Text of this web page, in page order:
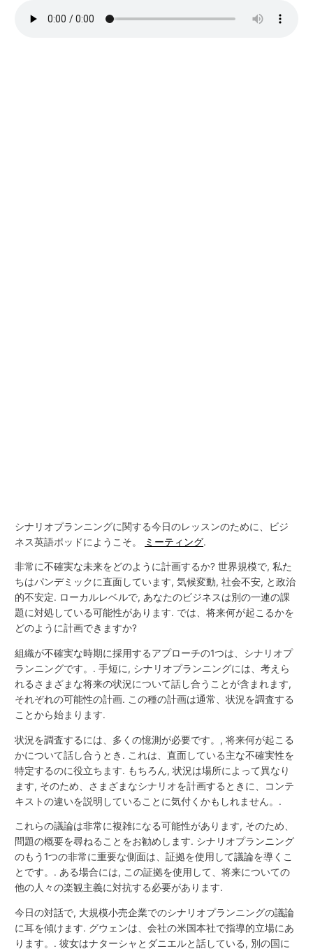
シナリオプランニングに関する今日のレッスンのために、ビジ
ネス英語ポッドにようこそ。
ミーティング.
非常に不確実な未来をどのように計画するか? 世界規模で, 私た
ちはパンデミックに直面しています, 気候変動, 社会不安, と政治
的不安定. ローカルレベルで, あなたのビジネスは別の一連の課
題に対処している可能性があります. では、将来何が起こるかを
どのように計画できますか?
組織が不確実な時期に採用するアプローチの1つは、シナリオプ
ランニングです。. 手短に, シナリオプランニングには、考えら
れるさまざまな将来の状況について話し合うことが含まれます,
それぞれの可能性の計画. この種の計画は通常、状況を調査する
ことから始まります.
状況を調査するには、多くの憶測が必要です。, 将来何が起こる
かについて話し合うとき. これは、直面している主な不確実性を
特定するのに役立ちます. もちろん, 状況は場所によって異なり
ます, そのため、さまざまなシナリオを計画するときに、コンテ
キストの違いを説明していることに気付くかもしれません。.
これらの議論は非常に複雑になる可能性があります, そのため、
問題の概要を尋ねることをお勧めします. シナリオプランニング
のもう1つの非常に重要な側面は、証拠を使用して議論を導くこ
とです。. ある場合には, この証拠を使用して、将来についての
他の人々の楽観主義に対抗する必要があります.
今日の対話で, 大規模小売企業でのシナリオプランニングの議論
に耳を傾けます. グウェンは、会社の米国本社で指導的立場にあ
ります。. 彼女はナターシャとダニエルと話している, 別の国に